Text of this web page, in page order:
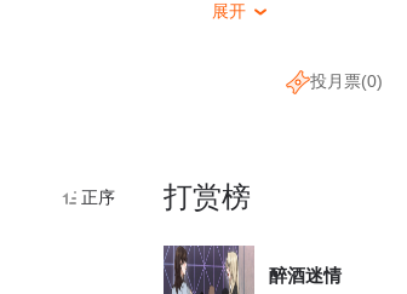
展开 
投月票(0)
正序 打赏榜
醉酒迷情